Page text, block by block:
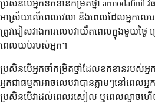
ប្រសិនបើអ្នកខកខានកម្រិតថ្នាំ armodafinil វិ
អាស្រ័យលើពេលវេលា និងពេលដែលអ្នកលេបថ្
ត្រូវជៀសវាងការលេបវាយឺតពេលក្នុងមួយថ្ងៃ
ពេលយប់របស់អ្នក។
ប្រសិនបើអ្នកចាំកម្រិតថ្នាំដែលខកខានរប
អ្នកជាធម្មតាអាចលេបវាបានភ្លាមៗនៅពេ
ប្រសិនបើវាដល់ពេលរសៀល ឬពេលល្ងាចហើយ វ